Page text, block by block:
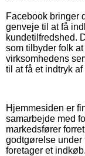
Facebook bringer
genveje til at få
kundetilfredshed.
som tilbyder folk
virksomhedens
til at få et indtryk
Hjemmesiden er
samarbejde med
markedsfører
godtgørelse
foretager et indkøb.